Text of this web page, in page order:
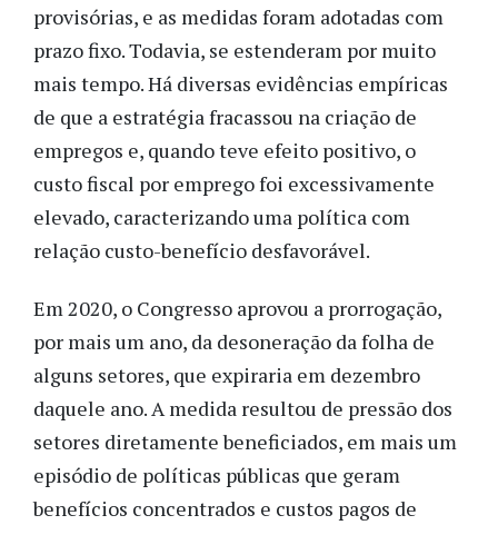
provisórias, e as medidas foram adotadas com
prazo fixo. Todavia, se estenderam por muito
mais tempo. Há diversas evidências empíricas
de que a estratégia fracassou na criação de
empregos e, quando teve efeito positivo, o
custo fiscal por emprego foi excessivamente
elevado, caracterizando uma política com
relação custo-benefício desfavorável.
Em 2020, o Congresso aprovou a prorrogação,
por mais um ano, da desoneração da folha de
alguns setores, que expiraria em dezembro
daquele ano. A medida resultou de pressão dos
setores diretamente beneficiados, em mais um
episódio de políticas públicas que geram
benefícios concentrados e custos pagos de